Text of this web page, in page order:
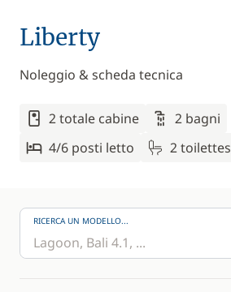
Liberty
Noleggio & scheda tecnica
2 totale cabine
2 bagni
4/6 posti letto
2 toilettes
RICERCA UN MODELLO...